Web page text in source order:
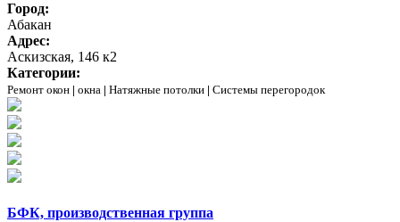
Город:
Абакан
Адрес:
Аскизская, 146 к2
Категории:
Ремонт окон | окна | Натяжные потолки | Системы перегородок
БФК, производственная группа